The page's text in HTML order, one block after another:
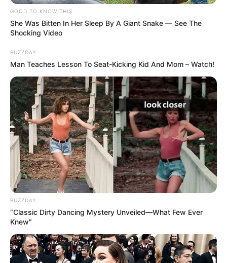
GOOD TO KNOW THIS
She Was Bitten In Her Sleep By A Giant Snake — See The
Shocking Video
BUZZDAY
Man Teaches Lesson To Seat-Kicking Kid And Mom – Watch!
BUZZDAY
“Classic Dirty Dancing Mystery Unveiled—What Few Ever
Knew"